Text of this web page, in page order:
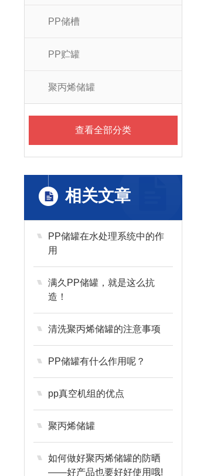
PP储槽
PP贮罐
聚丙烯储罐
查看全部分类
相关文章
PP储罐在水处理系统中的作
用
满久PP储罐，就是这么抗
造！
清洗聚丙烯储罐的注意事项
PP储罐有什么作用呢？
pp真空机组的优点
聚丙烯储罐
如何做好聚丙烯储罐的防晒
——好产品也要好好使用哦!